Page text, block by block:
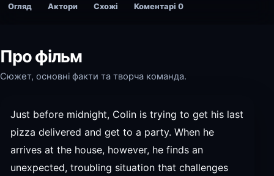
Огляд Актори Схожі Коментарі 0
Про фільм
Сюжет, основні факти та творча команда.
Just before midnight, Colin is trying to get his last
pizza delivered and get to a party. When he
arrives at the house, however, he finds an
unexpected, troubling situation that challenges